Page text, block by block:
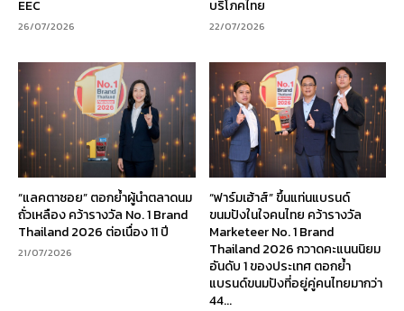
EEC
26/07/2026
บริโภคไทย
22/07/2026
“แลคตาซอย” ตอกย้ำผู้นำตลาดนม
ถั่วเหลือง คว้ารางวัล No. 1 Brand
Thailand 2026 ต่อเนื่อง 11 ปี
21/07/2026
“ฟาร์มเฮ้าส์” ขึ้นแท่นแบรนด์
ขนมปังในใจคนไทย คว้ารางวัล
Marketeer No. 1 Brand
Thailand 2026 กวาดคะแนนนิยม
อันดับ 1 ของประเทศ ตอกย้ำ
แบรนด์ขนมปังที่อยู่คู่คนไทยมากว่า
44...